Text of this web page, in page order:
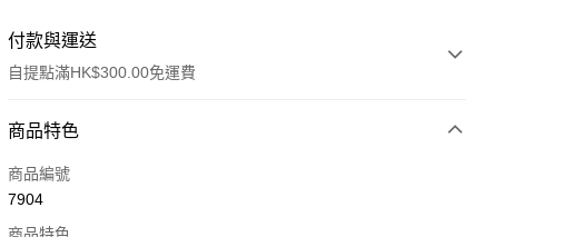
付款與運送
自提點滿HK$300.00免運費
付款方式
信用卡
商品特色
商品編號
7904